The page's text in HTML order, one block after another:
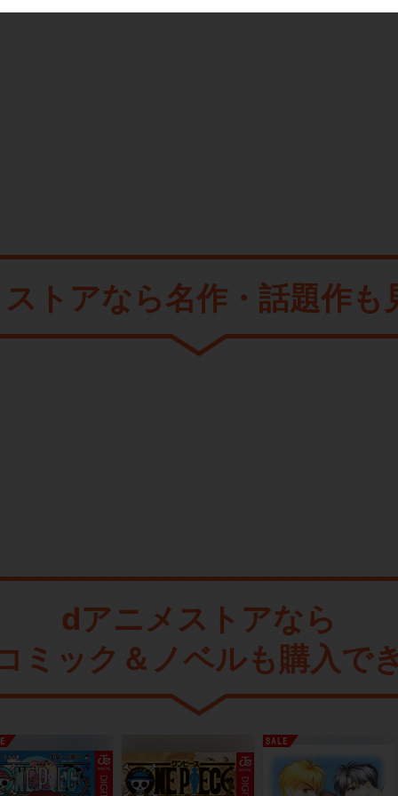
トアなら名作・話題作も
dアニメストアなら
ミック＆ノベルも購入で